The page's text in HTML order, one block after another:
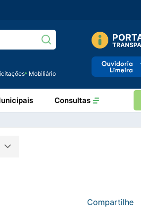
Pesquisar:
Mobiliário
Consultas
Compartilhe